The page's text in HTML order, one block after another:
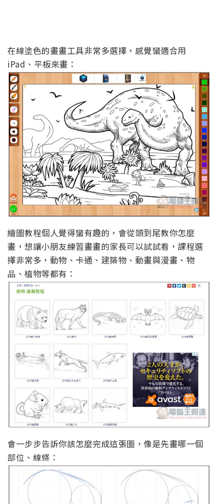
在線塗色的畫畫工具非常多選擇，感覺蠻適合用
iPad、平板來畫：
繪圖教程個人覺得蠻有趣的，會從頭到尾教你怎麼
畫，想讓小朋友練習畫畫的家長可以試試看，課程選
擇非常多，動物、卡通、建築物、動畫與漫畫、物
品、植物等都有：
會一步步告訴你該怎麼完成這張圖，像是先畫哪一個
部位、線條：